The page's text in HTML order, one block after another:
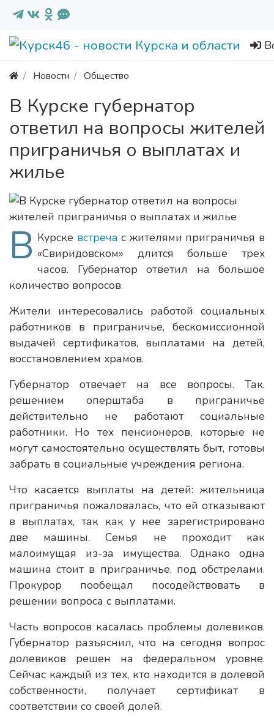
Новости Общество
В Курске губернатор
ответил на вопросы жителей
приграничья о выплатах и
жилье
В Курске встреча с жителями приграничья в
«Свиридовском» длится больше трех
часов. Губернатор ответил на большое
количество вопросов.
Жители интересовались работой социальных
работников в приграничье, бескомиссионной
выдачей сертификатов, выплатами на детей,
восстановлением храмов.
Губернатор отвечает на все вопросы. Так,
решением оперштаба в приграничье
действительно не работают социальные
работники. Но тех пенсионеров, которые не
могут самостоятельно осуществлять быт, готовы
забрать в социальные учреждения региона.
Что касается выплаты на детей: жительница
приграничья пожаловалась, что ей отказывают
в выплатах, так как у нее зарегистрировано
две машины. Семья не проходит как
малоимущая из-за имущества. Однако одна
машина стоит в приграничье, под обстрелами.
Прокурор пообещал посодействовать в
решении вопроса с выплатами.
Часть вопросов касалась проблемы долевиков.
Губернатор разъяснил, что на сегодня вопрос
долевиков решен на федеральном уровне.
Сейчас каждый из тех, кто находится в долевой
собственности, получает сертификат в
соответствии со своей долей.